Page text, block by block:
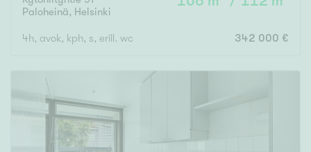
Paloheinä, Helsinki
4h, avok, kph, s, erill. wc 342 000 €